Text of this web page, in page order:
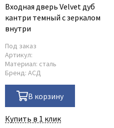
Входная дверь Velvet дуб
кантри темный с зеркалом
внутри
Под заказ
Артикул:
Материал: сталь
Бренд: АСД
В корзину
Купить в 1 клик